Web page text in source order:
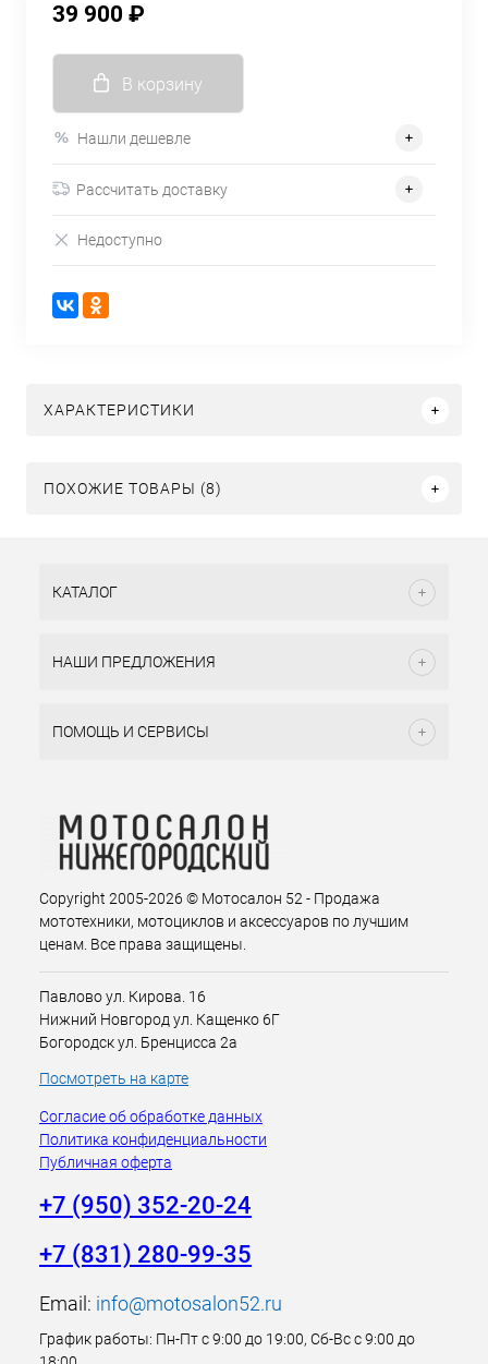
39 900 ₽
В корзину
Нашли дешевле
Рассчитать доставку
Недоступно
ХАРАКТЕРИСТИКИ
ПОХОЖИЕ ТОВАРЫ (8)
КАТАЛОГ
НАШИ ПРЕДЛОЖЕНИЯ
ПОМОЩЬ И СЕРВИСЫ
Copyright 2005-2026 © Мотосалон 52 - Продажа
мототехники, мотоциклов и аксессуаров по лучшим
ценам. Все права защищены.
Павлово ул. Кирова. 16
Нижний Новгород ул. Кащенко 6Г
Богородск ул. Бренцисса 2а
Посмотреть на карте
Согласие об обработке данных
Политика конфиденциальности
Публичная оферта
+7 (950) 352-20-24
+7 (831) 280-99-35
Email: info@motosalon52.ru
График работы: Пн-Пт с 9:00 до 19:00, Сб-Вс с 9:00 до